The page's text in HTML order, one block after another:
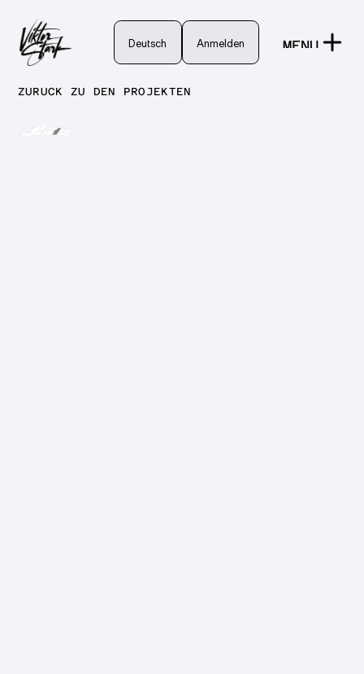
Deutsch
Deutsch Anmelden
Anmelden
MENU
ZURÜCK ZU DEN PROJEKTEN